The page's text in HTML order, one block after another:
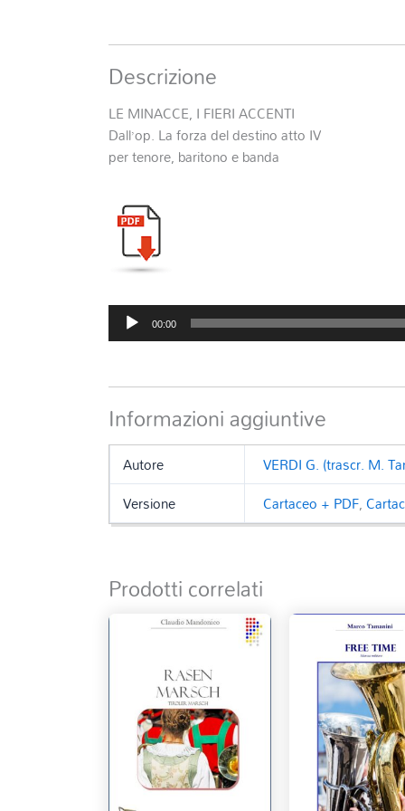
Descrizione
LE MINACCE, I FIERI ACCENTI
Dall’op. La forza del destino atto IV
per tenore, baritono e banda
Audio
Player
00:00
Informazioni aggiuntive
Autore
VERDI G. (trascr. M.
Versione
Cartaceo + PDF,
Prodotti correlati